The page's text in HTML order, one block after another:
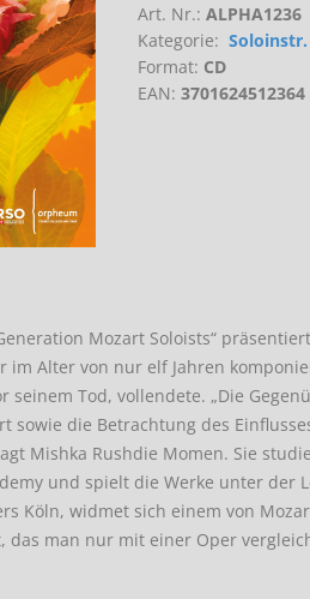
Art. Nr.: ALPHA1236
Kategorie:
Format: CD
EAN: 3701624512364
Mozart Soloists“
im Alter von nur elf Jahren
seinem Tod, vollendete. „Die
sowie die Betrachtung des
Mishka Rushdie Momen. Sie
und spielt die Werke unter der
Köln, widmet sich einem von
das man nur mit einer Oper